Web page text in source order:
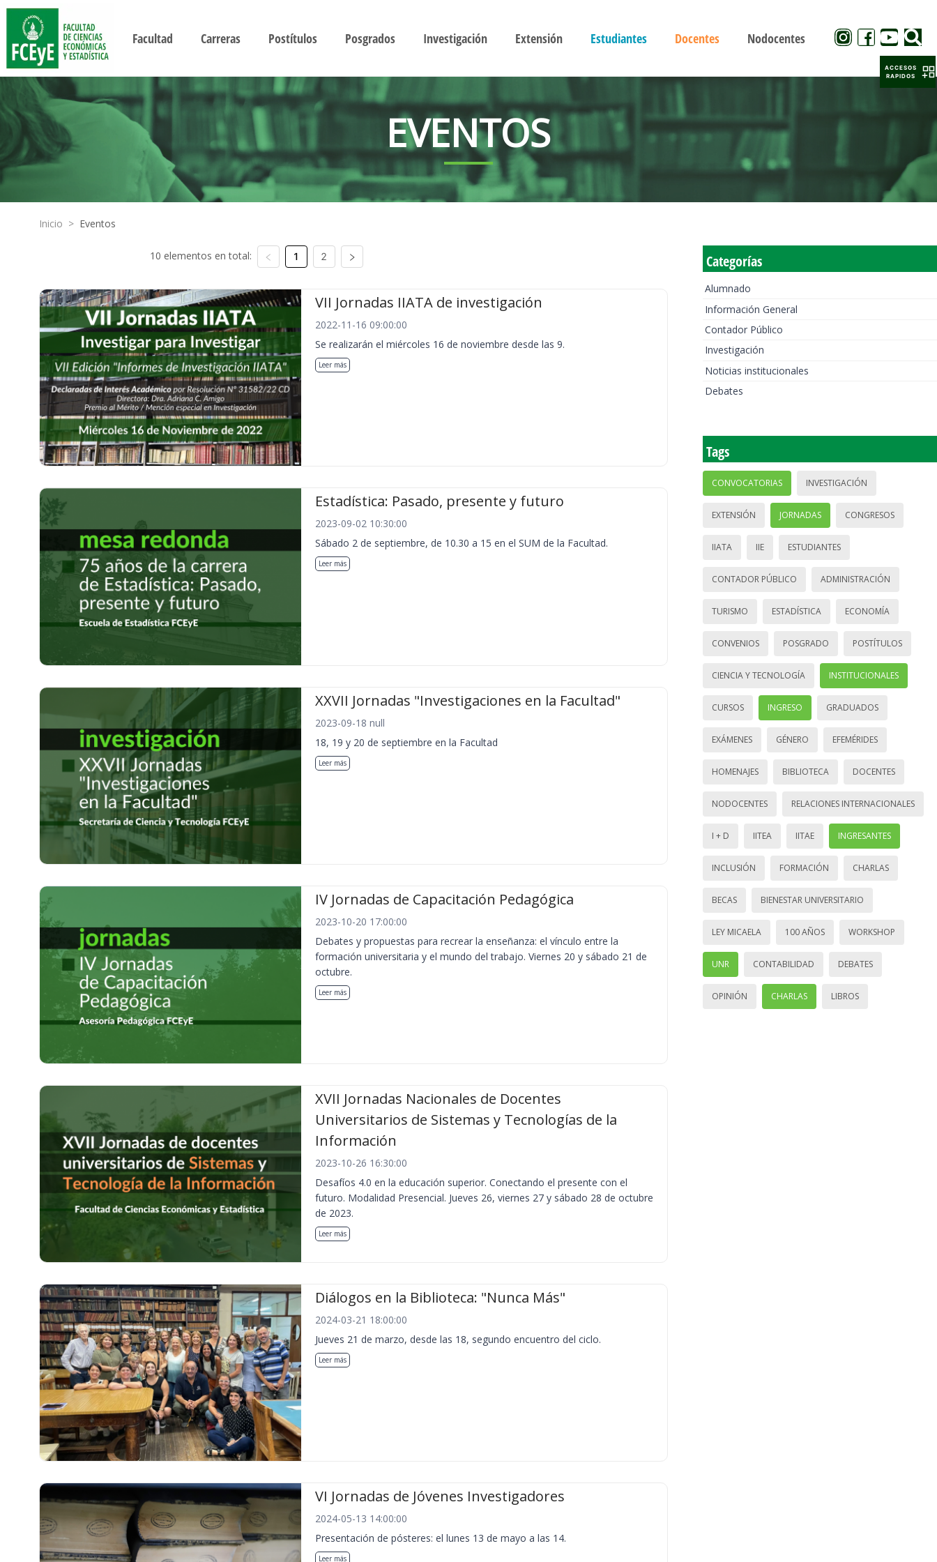
Facultad Carreras Postítulos Posgrados Investigación Extensión Estudiantes Docentes Nodocentes
EVENTOS
Inicio > Eventos
10 elementos en total: 1 2
VII Jornadas IIATA de investigación
2022-11-16 09:00:00
Se realizarán el miércoles 16 de noviembre desde las 9.
Leer más
Estadística: Pasado, presente y futuro
2023-09-02 10:30:00
Sábado 2 de septiembre, de 10.30 a 15 en el SUM de la Facultad.
Leer más
XXVII Jornadas "Investigaciones en la Facultad"
2023-09-18 null
18, 19 y 20 de septiembre en la Facultad
Leer más
IV Jornadas de Capacitación Pedagógica
2023-10-20 17:00:00
Debates y propuestas para recrear la enseñanza: el vínculo entre la
formación universitaria y el mundo del trabajo. Viernes 20 y sábado 21 de
octubre.
Leer más
XVII Jornadas Nacionales de Docentes
Universitarios de Sistemas y Tecnologías de la
Información
2023-10-26 16:30:00
Desafíos 4.0 en la educación superior. Conectando el presente con el
futuro. Modalidad Presencial. Jueves 26, viernes 27 y sábado 28 de octubre
de 2023.
Leer más
Diálogos en la Biblioteca: "Nunca Más"
2024-03-21 18:00:00
Jueves 21 de marzo, desde las 18, segundo encuentro del ciclo.
Leer más
VI Jornadas de Jóvenes Investigadores
2024-05-13 14:00:00
Presentación de pósteres: el lunes 13 de mayo a las 14.
Leer más
Categorías
Alumnado
Información General
Contador Público
Investigación
Noticias institucionales
Debates
Tags
CONVOCATORIAS INVESTIGACIÓN
EXTENSIÓN JORNADAS CONGRESOS
IIATA IIE ESTUDIANTES
CONTADOR PÚBLICO ADMINISTRACIÓN
TURISMO ESTADÍSTICA ECONOMÍA
CONVENIOS POSGRADO POSTÍTULOS
CIENCIA Y TECNOLOGÍA INSTITUCIONALES
CURSOS INGRESO GRADUADOS
EXÁMENES GÉNERO EFEMÉRIDES
HOMENAJES BIBLIOTECA DOCENTES
NODOCENTES RELACIONES INTERNACIONALES
I + D IITEA IITAE INGRESANTES
INCLUSIÓN FORMACIÓN CHARLAS
BECAS BIENESTAR UNIVERSITARIO
LEY MICAELA 100 AÑOS WORKSHOP
UNR CONTABILIDAD DEBATES
OPINIÓN CHARLAS LIBROS
ACCESOS
RAPIDOS